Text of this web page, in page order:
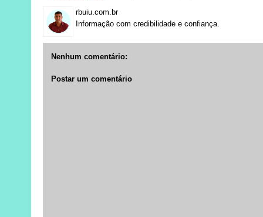
rbuiu.com.br
Informação com credibilidade e confiança.
Nenhum comentário:
Postar um comentário